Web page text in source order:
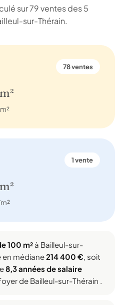
sur 79 ventes des 5
sur-Thérain.
78 ventes
1 vente
100 m² à Bailleul-sur-
en médiane214 400 €, soit
8,3 années de salaire
de Bailleul-sur-Thérain .